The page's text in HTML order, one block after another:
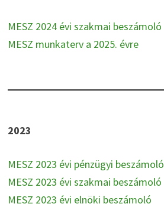
MESZ 2024 évi szakmai beszámoló
MESZ munkaterv a 2025. évre
2023
MESZ 2023 évi pénzügyi beszámoló
MESZ 2023 évi szakmai beszámoló
MESZ 2023 évi elnöki beszámoló